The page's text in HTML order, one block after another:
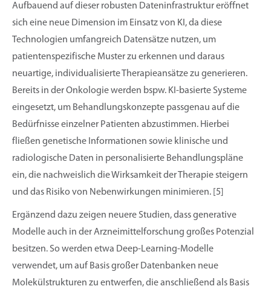
Aufbauend auf dieser robusten Dateninfrastruktur eröffnet
sich eine neue Dimension im Einsatz von KI, da diese
Technologien umfangreich Datensätze nutzen, um
patientenspezifische Muster zu erkennen und daraus
neuartige, individualisierte Therapieansätze zu generieren.
Bereits in der Onkologie werden bspw. KI-basierte Systeme
eingesetzt, um Behandlungskonzepte passgenau auf die
Bedürfnisse einzelner Patienten abzustimmen. Hierbei
fließen genetische Informationen sowie klinische und
radiologische Daten in personalisierte Behandlungspläne
ein, die nachweislich die Wirksamkeit der Therapie steigern
und das Risiko von Nebenwirkungen minimieren. [5]
Ergänzend dazu zeigen neuere Studien, dass generative
Modelle auch in der Arzneimittelforschung großes Potenzial
besitzen. So werden etwa Deep-Learning-Modelle
verwendet, um auf Basis großer Datenbanken neue
Molekülstrukturen zu entwerfen, die anschließend als Basis